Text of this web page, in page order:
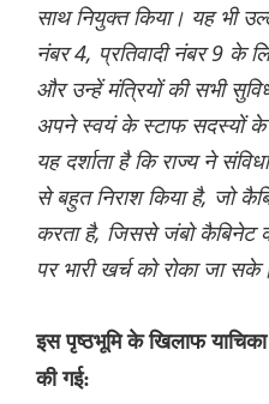
साथ नियुक्त किया। यह भी
नंबर 4, प्रतिवादी नंबर 9 के
और उन्हें मंत्रियों की सभी
अपने स्वयं के स्टाफ सदस्यों के
यह दर्शाता है कि राज्य ने
से बहुत निराश किया है, जो
करता है, जिससे जंबो कैबिनेट
पर भारी खर्च को रोका जा
इस पृष्ठभूमि के खिलाफ याचिका
की गई: